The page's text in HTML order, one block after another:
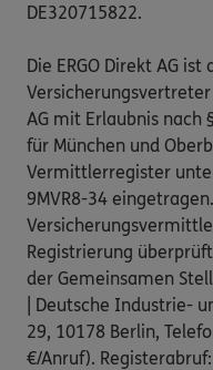
DE320715822.
Die ERGO Direkt AG
Versicherungsvertreter
AG mit Erlaubnis nach
für München und
Vermittlerregister
9MVR8-34
Registrierung
der Gemeinsamen
| Deutsche Industrie-
29, 10178 Berlin,
€/Anruf). Registerabruf: